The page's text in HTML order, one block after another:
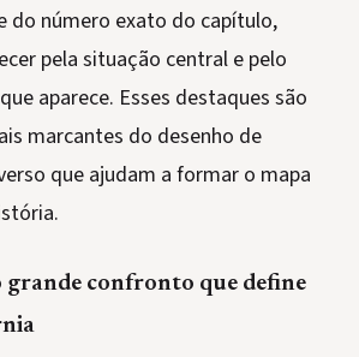
do número exato do capítulo,
pela situação central e pelo
aparece. Esses destaques são
marcantes do desenho de
que ajudam a formar o mapa
confronto que define